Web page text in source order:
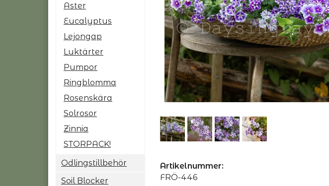
Aster
Eucalyptus
Lejongap
Luktärter
Pumpor
Ringblomma
Rosenskära
Solrosor
Zinnia
STORPACK!
Odlingstillbehör
Soil Blocker
Artikelnummer:
FRÖ-446